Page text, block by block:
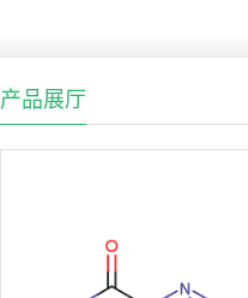
产品展厅